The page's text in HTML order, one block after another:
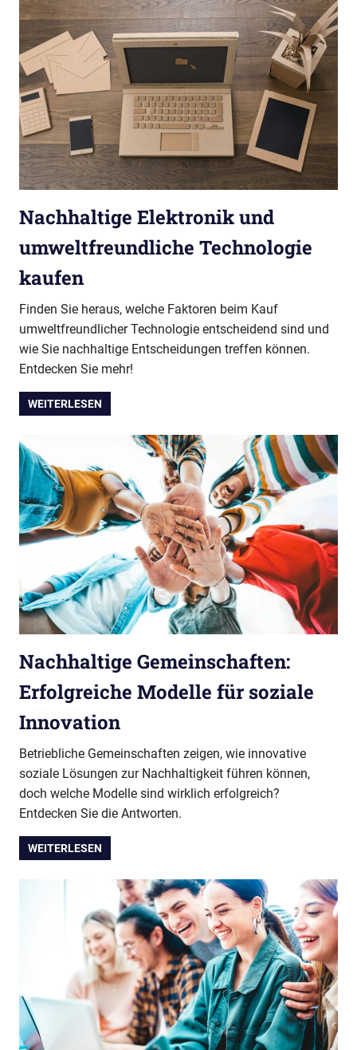
Nachhaltige Elektronik und
umweltfreundliche Technologie
kaufen
Finden Sie heraus, welche Faktoren beim Kauf
umweltfreundlicher Technologie entscheidend sind und
wie Sie nachhaltige Entscheidungen treffen können.
Entdecken Sie mehr!
WEITERLESEN
Nachhaltige Gemeinschaften:
Erfolgreiche Modelle für soziale
Innovation
Betriebliche Gemeinschaften zeigen, wie innovative
soziale Lösungen zur Nachhaltigkeit führen können,
doch welche Modelle sind wirklich erfolgreich?
Entdecken Sie die Antworten.
WEITERLESEN